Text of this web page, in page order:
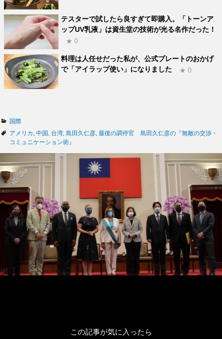
テスターで試したら良すぎて即購入。「トーンア
ップUV乳液」は資生堂の技術が光る名作だった！
★ 0
料理は人任せだった私が、公式プレートのおかげ
で「アイラップ使い」になりました
★ 0
カ
テ
国際
タ
グ
アメリカ 中国 台湾 島田久仁彦 最後の調停官 島田久仁彦の『無敵の交渉・
コミュニケーション術』
この記事が気に入ったら